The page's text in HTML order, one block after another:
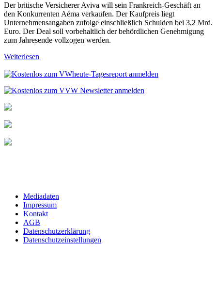
Der britische Versicherer Aviva will sein Frankreich-Geschäft an
den Konkurrenten Aéma verkaufen. Der Kaufpreis liegt
Unternehmensangaben zufolge einschließlich Schulden bei 3,2 Mrd.
Euro. Der Deal soll vorbehaltlich der behördlichen Genehmigung
zum Jahresende vollzogen werden.
Weiterlesen
Mediadaten
Impressum
Kontakt
AGB
Datenschutzerklärung
Datenschutzeinstellungen